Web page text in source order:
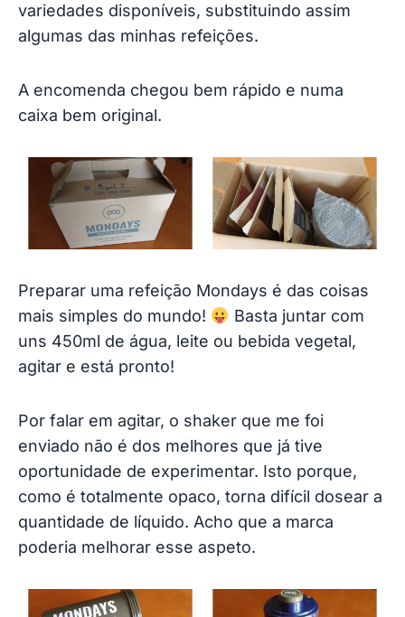
variedades disponíveis, substituindo assim
algumas das minhas refeições.
A encomenda chegou bem rápido e numa
caixa bem original.
Preparar uma refeição Mondays é das coisas
mais simples do mundo!
Basta juntar com
uns 450ml de água, leite ou bebida vegetal,
agitar e está pronto!
Por falar em agitar, o shaker que me foi
enviado não é dos melhores que já tive
oportunidade de experimentar. Isto porque,
como é totalmente opaco, torna difícil dosear a
quantidade de líquido. Acho que a marca
poderia melhorar esse aspeto.